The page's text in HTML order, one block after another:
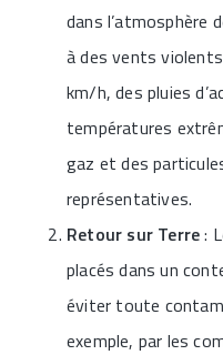
dans l’atmosphère
à des vents
km/h, des pluies
températures
gaz et des
représentatives.
Retour sur Terre:
placés dans un
éviter toute
exemple, par les